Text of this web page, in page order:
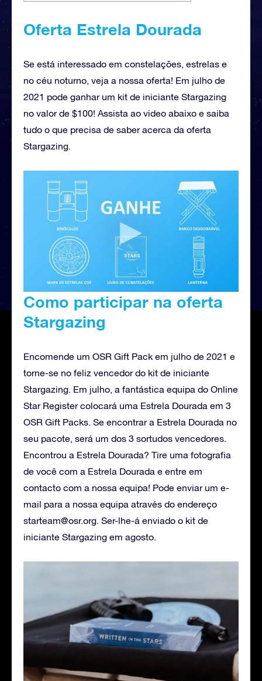
Oferta Estrela Dourada
Se está interessado em constelações, estrelas e
no céu noturno, veja a nossa oferta! Em julho de
2021 pode ganhar um kit de iniciante Stargazing
no valor de $100! Assista ao video abaixo e saiba
tudo o que precisa de saber acerca da oferta
Stargazing.
Como participar na oferta
Stargazing
Encomende um OSR Gift Pack em julho de 2021 e
torne-se no feliz vencedor do kit de iniciante
Stargazing. Em julho, a fantástica equipa do Online
Star Register colocará uma Estrela Dourada em 3
OSR Gift Packs. Se encontrar a Estrela Dourada no
seu pacote, será um dos 3 sortudos vencedores.
Encontrou a Estrela Dourada? Tire uma fotografia
de você com a Estrela Dourada e entre em
contacto com a nossa equipa! Pode enviar um e-
mail para a nossa equipa através do endereço
starteam@osr.org. Ser-lhe-á enviado o kit de
iniciante Stargazing em agosto.